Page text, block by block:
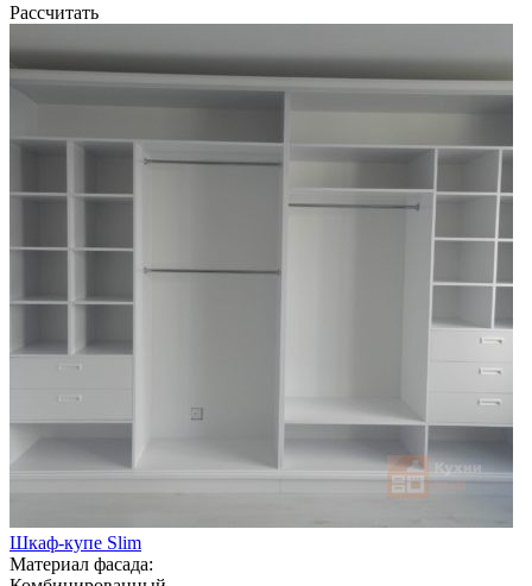
Рассчитать
Шкаф-купе Slim
Материал фасада: